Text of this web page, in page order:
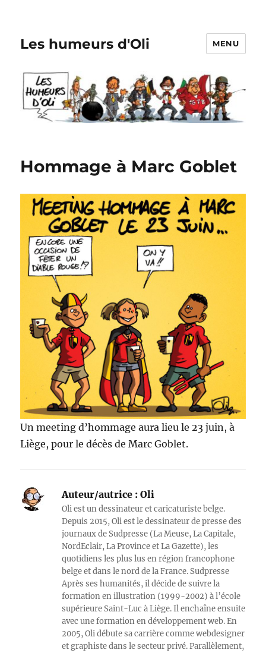
Les humeurs d'Oli MENU
Hommage à Marc Goblet
Un meeting d’hommage aura lieu le 23 juin, à
Liège, pour le décès de Marc Goblet.
Auteur/autrice : Oli
Oli est un dessinateur et caricaturiste belge.
Depuis 2015, Oli est le dessinateur de presse des
journaux de Sudpresse (La Meuse, La Capitale,
NordEclair, La Province et La Gazette), les
quotidiens les plus lus en région francophone
belge et dans le nord de la France. Sudpresse
Après ses humanités, il décide de suivre la
formation en illustration (1999-2002) à l’école
supérieure Saint-Luc à Liège. Il enchaîne ensuite
avec une formation en développement web. En
2005, Oli débute sa carrière comme webdesigner
et graphiste dans le secteur privé. Parallèlement,